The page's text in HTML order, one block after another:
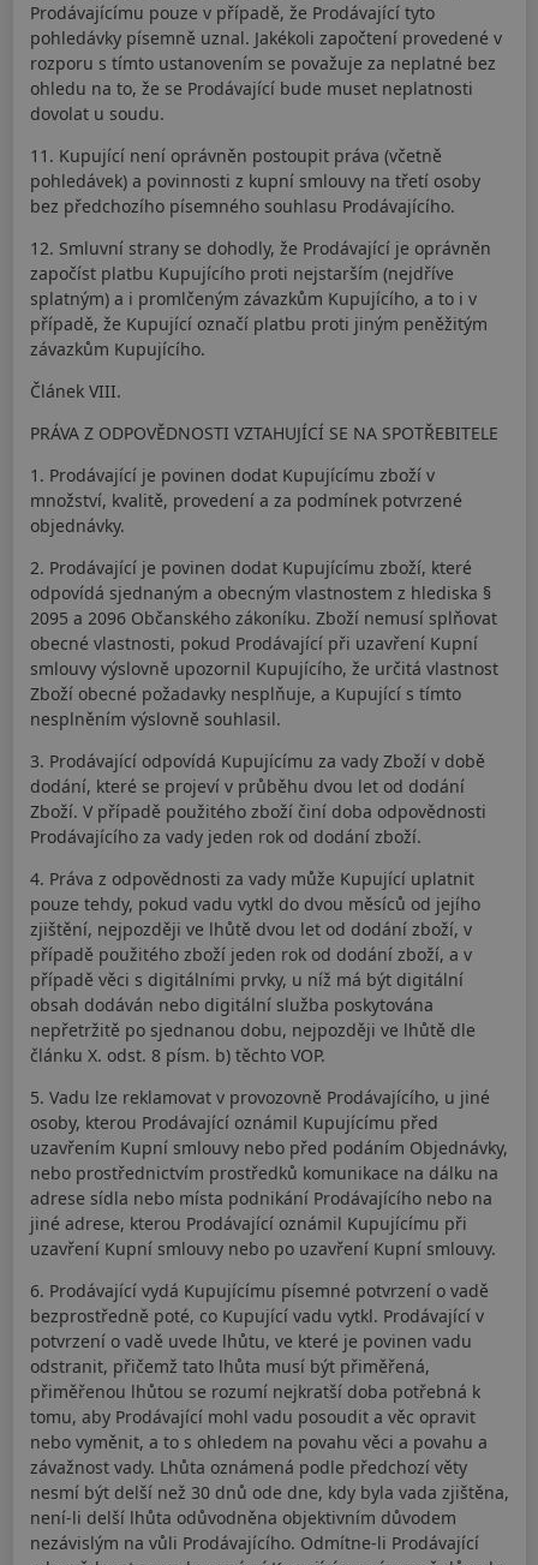
Prodávajícímu pouze v případě, že Prodávající tyto
pohledávky písemně uznal. Jakékoli započtení provedené v
rozporu s tímto ustanovením se považuje za neplatné bez
ohledu na to, že se Prodávající bude muset neplatnosti
dovolat u soudu.
11. Kupující není oprávněn postoupit práva (včetně
pohledávek) a povinnosti z kupní smlouvy na třetí osoby
bez předchozího písemného souhlasu Prodávajícího.
12. Smluvní strany se dohodly, že Prodávající je oprávněn
započíst platbu Kupujícího proti nejstarším (nejdříve
splatným) a i promlčeným závazkům Kupujícího, a to i v
případě, že Kupující označí platbu proti jiným peněžitým
závazkům Kupujícího.
Článek VIII.
PRÁVA Z ODPOVĚDNOSTI VZTAHUJÍCÍ SE NA SPOTŘEBITELE
1. Prodávající je povinen dodat Kupujícímu zboží v
množství, kvalitě, provedení a za podmínek potvrzené
objednávky.
2. Prodávající je povinen dodat Kupujícímu zboží, které
odpovídá sjednaným a obecným vlastnostem z hlediska §
2095 a 2096 Občanského zákoníku. Zboží nemusí splňovat
obecné vlastnosti, pokud Prodávající při uzavření Kupní
smlouvy výslovně upozornil Kupujícího, že určitá vlastnost
Zboží obecné požadavky nesplňuje, a Kupující s tímto
nesplněním výslovně souhlasil.
3. Prodávající odpovídá Kupujícímu za vady Zboží v době
dodání, které se projeví v průběhu dvou let od dodání
Zboží. V případě použitého zboží činí doba odpovědnosti
Prodávajícího za vady jeden rok od dodání zboží.
4. Práva z odpovědnosti za vady může Kupující uplatnit
pouze tehdy, pokud vadu vytkl do dvou měsíců od jejího
zjištění, nejpozději ve lhůtě dvou let od dodání zboží, v
případě použitého zboží jeden rok od dodání zboží, a v
případě věci s digitálními prvky, u níž má být digitální
obsah dodáván nebo digitální služba poskytována
nepřetržitě po sjednanou dobu, nejpozději ve lhůtě dle
článku X. odst. 8 písm. b) těchto VOP.
5. Vadu lze reklamovat v provozovně Prodávajícího, u jiné
osoby, kterou Prodávající oznámil Kupujícímu před
uzavřením Kupní smlouvy nebo před podáním Objednávky,
nebo prostřednictvím prostředků komunikace na dálku na
adrese sídla nebo místa podnikání Prodávajícího nebo na
jiné adrese, kterou Prodávající oznámil Kupujícímu při
uzavření Kupní smlouvy nebo po uzavření Kupní smlouvy.
6. Prodávající vydá Kupujícímu písemné potvrzení o vadě
bezprostředně poté, co Kupující vadu vytkl. Prodávající v
potvrzení o vadě uvede lhůtu, ve které je povinen vadu
odstranit, přičemž tato lhůta musí být přiměřená,
přiměřenou lhůtou se rozumí nejkratší doba potřebná k
tomu, aby Prodávající mohl vadu posoudit a věc opravit
nebo vyměnit, a to s ohledem na povahu věci a povahu a
závažnost vady. Lhůta oznámená podle předchozí věty
nesmí být delší než 30 dnů ode dne, kdy byla vada zjištěna,
není-li delší lhůta odůvodněna objektivním důvodem
nezávislým na vůli Prodávajícího. Odmítne-li Prodávající